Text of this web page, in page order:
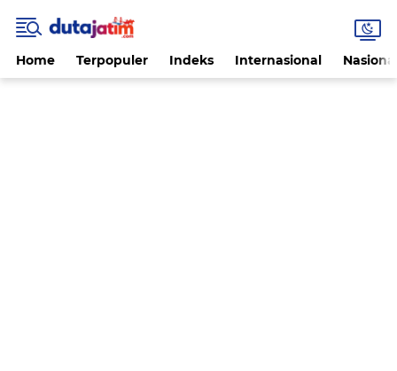
Home Terpopuler Indeks Internasional